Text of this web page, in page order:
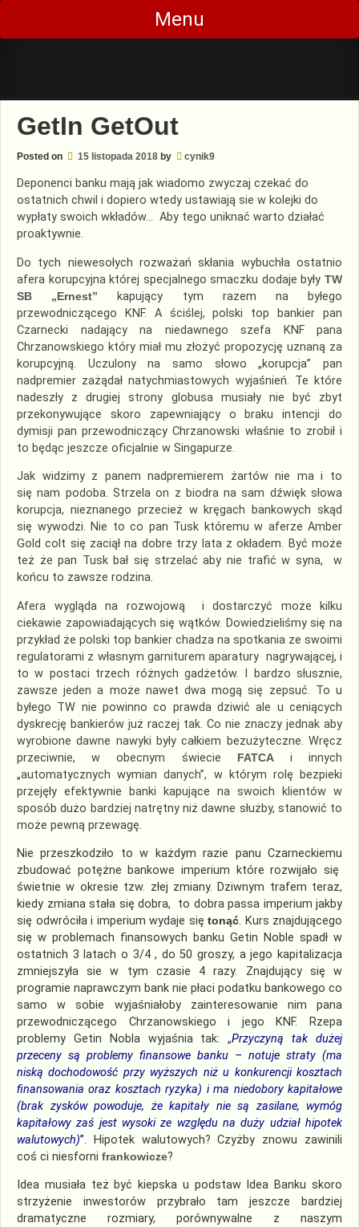
Skip
content
Menu
GetIn GetOut
Posted on 15 listopada 2018 by cynik9
Deponenci banku mają jak wiadomo zwyczaj czekać do
ostatnich chwil i dopiero wtedy ustawiają sie w kolejki do
wypłaty swoich wkładów… Aby tego uniknać warto działać
proaktywnie.
Do tych niewesołych rozważań skłania wybuchła ostatnio
afera korupcyjna której specjalnego smaczku dodaje były TW
SB „Ernest”
kapujący tym razem na byłego
przewodniczącego KNF. A ściślej, polski top bankier pan
Czarnecki nadający na niedawnego szefa KNF pana
Chrzanowskiego który miał mu złożyć propozycję uznaną za
korupcyjną. Uczulony na samo słowo „korupcja” pan
nadpremier zażądał natychmiastowych wyjaśnień. Te które
nadeszły z drugiej strony globusa musiały nie być zbyt
przekonywujące skoro zapewniający o braku intencji do
dymisji pan przewodniczący Chrzanowski właśnie to zrobił i
to będąc jeszcze oficjalnie w Singapurze.
Jak widzimy z panem nadpremierem żartów nie ma i to
się nam podoba. Strzela on z biodra na sam dźwięk słowa
korupcja, nieznanego przecież w kręgach bankowych skąd
się wywodzi. Nie to co pan Tusk któremu w aferze Amber
Gold colt się zaciął na dobre trzy lata z okładem. Być może
też że pan Tusk bał się strzelać aby nie trafić w syna, w
końcu to zawsze rodzina.
Afera wygląda na rozwojową i dostarczyć może kilku
ciekawie zapowiadających się wątków. Dowiedzieliśmy się na
przykład że polski top bankier chadza na spotkania ze swoimi
regulatorami z własnym garniturem aparatury nagrywającej, i
to w postaci trzech różnych gadżetów. I bardzo słusznie,
zawsze jeden a może nawet dwa mogą się zepsuć. To u
byłego TW nie powinno co prawda dziwić ale u ceniących
dyskrecję bankierów już raczej tak. Co nie znaczy jednak aby
wyrobione dawne nawyki były całkiem bezużyteczne. Wręcz
przeciwnie, w obecnym świecie
FATCAi innych
„automatycznych wymian danych”, w którym rolę bezpieki
przejęły efektywnie banki kapujące na swoich klientów w
sposób dużo bardziej natrętny niż dawne służby, stanowić to
może pewną przewagę.
Nie przeszkodziło to w każdym razie panu Czarneckiemu
zbudować potężne bankowe imperium które rozwijało się
świetnie w okresie tzw. złej zmiany. Dziwnym trafem teraz,
kiedy zmiana stała się dobra, to dobra passa imperium jakby
się odwróciła i imperium wydaje się tonąć. Kurs znajdującego
się w problemach finansowych banku Getin Noble spadł w
ostatnich 3 latach o 3/4 , do 50 groszy, a jego kapitalizacja
zmniejszyła sie w tym czasie 4 razy. Znajdujący się w
programie naprawczym bank nie płaci podatku bankowego co
samo w sobie wyjaśniałoby zainteresowanie nim pana
przewodniczącego Chrzanowskiego i jego KNF. Rzepa
problemy Getin Nobla wyjaśnia tak: „Przyczyną tak dużej
przeceny są problemy finansowe banku – notuje straty (ma
niską dochodowość przy wyższych niż u konkurencji kosztach
finansowania oraz kosztach ryzyka) i ma niedobory kapitałowe
(brak zysków powoduje, że kapitały nie są zasilane, wymóg
kapitałowy zaś jest wysoki ze względu na duży udział hipotek
walutowych)”.
Hipotek walutowych? Czyżby znowu zawinili
coś ci niesforni frankowicze?
Idea musiała też być kiepska u podstaw Idea Banku skoro
strzyżenie inwestorów przybrało tam jeszcze bardziej
dramatyczne rozmiary, porównywalne z naszym